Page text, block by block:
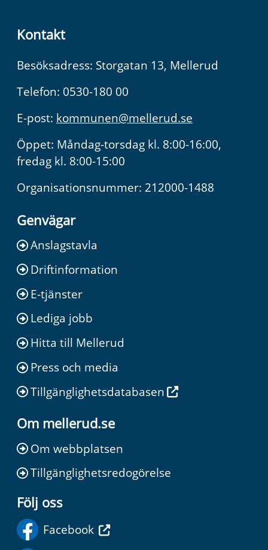
Kontakt
Besöksadress: Storgatan 13, Mellerud
Telefon: 0530-180 00
E-post: kommunen@mellerud.se
Öppet: Måndag-torsdag kl. 8:00-16:00,
fredag kl. 8:00-15:00
Organisationsnummer: 212000-1488
Genvägar
Anslagstavla
Driftinformation
E-tjänster
Lediga jobb
Hitta till Mellerud
Press och media
Tillgänglighetsdatabasen
Om mellerud.se
Om webbplatsen
Tillgänglighetsredogörelse
Följ oss
Facebook